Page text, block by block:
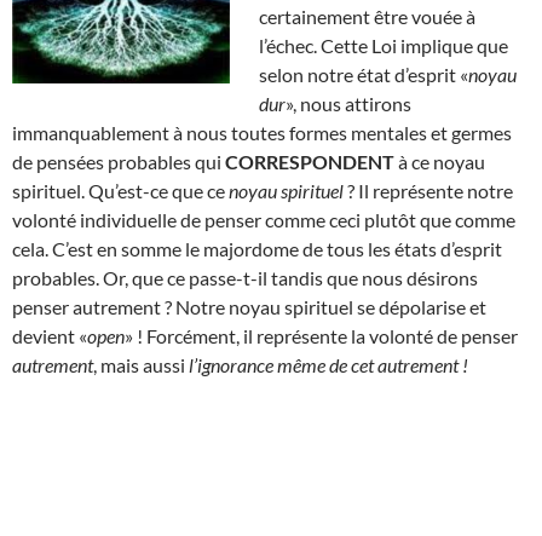
certainement être vouée à
l’échec. Cette Loi implique que
selon notre état d’esprit «noyau
dur», nous attirons
immanquablement à nous toutes formes mentales et germes
de pensées probables qui CORRESPONDENTà ce noyau
spirituel. Qu’est-ce que cenoyau spirituel? Il représente notre
volonté individuelle de penser comme ceci plutôt que comme
cela. C’est en somme le majordome de tous les états d’esprit
probables. Or, que ce passe-t-il tandis que nous désirons
penser autrement ? Notre noyau spirituel se dépolarise et
devient «open» ! Forcément, il représente la volonté de penser
autrement, mais aussi l’ignorance même de cet autrement !